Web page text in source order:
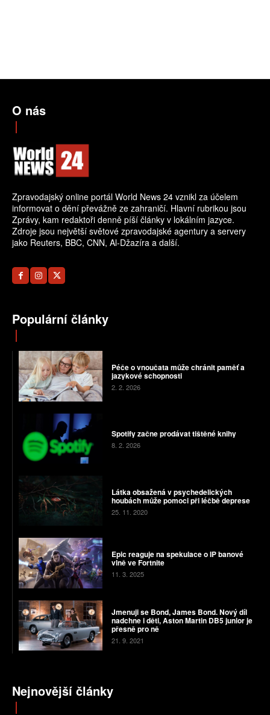
O nás
Zpravodajský online portál World News 24 vznikl za účelem
informovat o dění převážně ze zahraničí. Hlavní rubrikou jsou
Zprávy, kam redaktoři denně píší články v lokálním jazyce.
Zdroje jsou největší světové zpravodajské agentury a servery
jako Reuters, BBC, CNN, Al-Džazíra a další.
Populární články
Péče o vnoučata může chránit paměť a
jazykové schopnosti
2. 2. 2026
Spotify začne prodávat tištěné knihy
8. 2. 2026
Látka obsažená v psychedelických
houbách může pomoci při léčbě deprese
25. 11. 2020
Epic reaguje na spekulace o IP banové
vlně ve Fortnite
11. 3. 2025
Jmenuji se Bond, James Bond. Nový díl
nadchne i děti, Aston Martin DB5 junior je
přesně pro ně
21. 9. 2021
Nejnovější články